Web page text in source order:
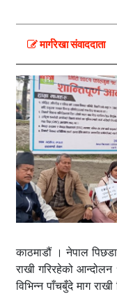
मार्गरेखा संवाददाता
काठमाडौं । नेपाल
राखी गरिरहेको
विभिन्न पाँचबुँदे माग